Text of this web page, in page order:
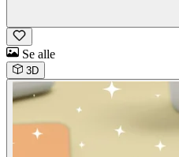
Se alle
3D